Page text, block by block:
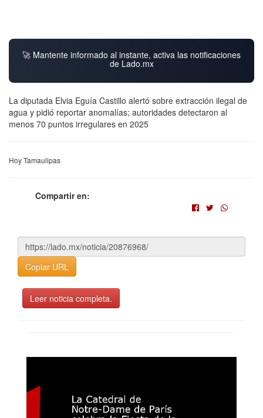
🚀 Mantente informado al instante, activa las notificaciones
de Lado.mx
La diputada Elvia Eguía Castillo alertó sobre extracción ilegal de
agua y pidió reportar anomalías; autoridades detectaron al
menos 70 puntos irregulares en 2025
Hoy Tamaulipas
Compartir en:
Copiar URL
Leer noticia completa.